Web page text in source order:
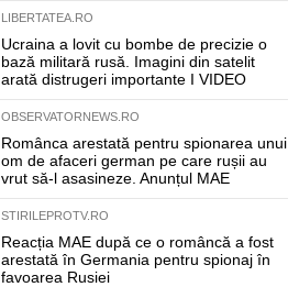
LIBERTATEA.RO
Ucraina a lovit cu bombe de precizie o
bază militară rusă. Imagini din satelit
arată distrugeri importante I VIDEO
OBSERVATORNEWS.RO
Românca arestată pentru spionarea unui
om de afaceri german pe care rușii au
vrut să-l asasineze. Anunțul MAE
STIRILEPROTV.RO
Reacția MAE după ce o româncă a fost
arestată în Germania pentru spionaj în
favoarea Rusiei